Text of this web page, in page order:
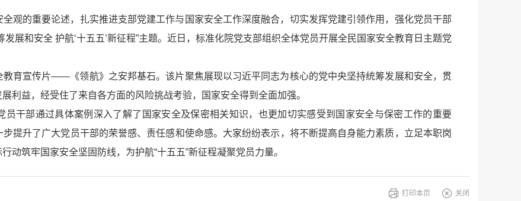
观的重要论述，扎实推进支部党建工作与国家安全工作深度融合，切实发挥党建引领作用，强化党员干部
展和安全 护航‘十五五’新征程”主题。近日，标准化院党支部组织全体党员开展全民国家安全教育日主题党
育宣传片——《领航》之安邦基石。该片聚焦展现以习近平同志为核心的党中央坚持统筹发展和安全，贯
利益，经受住了来自各方面的风险挑战考验，国家安全得到全面加强。
员干部通过具体案例深入了解了国家安全及保密相关知识，也更加切实感受到国家安全与保密工作的重要
提升了广大党员干部的荣誉感、责任感和使命感。大家纷纷表示，将不断提高自身能力素质，立足本职岗
动筑牢国家安全坚固防线，为护航“十五五”新征程凝聚党员力量。
打印本页 关闭